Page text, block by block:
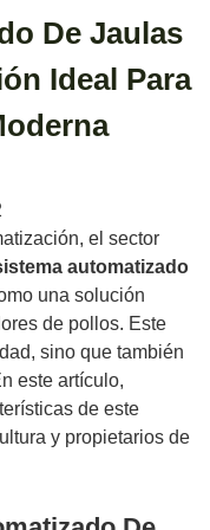
De Jaulas
Ideal Para
el sector
automatizado
una solución
de pollos. Este
sino que también
este artículo,
de este
y propietarios de